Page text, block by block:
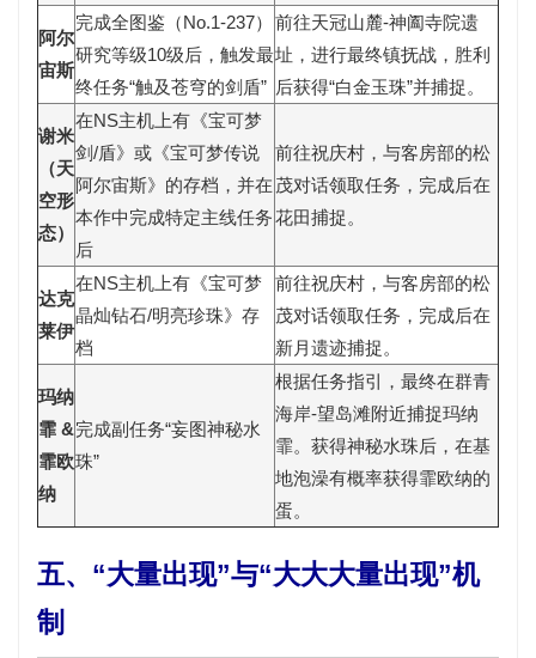
阿尔
宙斯
完成全图鉴（No.1-237）
研究等级10级后，触发最
终任务“触及苍穹的剑盾”
前往天冠山麓-神阖寺院遗
址，进行最终镇抚战，胜利
后获得“白金玉珠”并捕捉。
谢米
（天
空形
态）
在NS主机上有《宝可梦
剑/盾》或《宝可梦传说
阿尔宙斯》的存档，并在
本作中完成特定主线任务
后
前往祝庆村，与客房部的松
茂对话领取任务，完成后在
花田捕捉。
达克
莱伊
在NS主机上有《宝可梦
晶灿钻石/明亮珍珠》存
档
前往祝庆村，与客房部的松
茂对话领取任务，完成后在
新月遗迹捕捉。
玛纳
霏 &
霏欧
纳
完成副任务“妄图神秘水
珠”
根据任务指引，最终在群青
海岸-望岛滩附近捕捉玛纳
霏。获得神秘水珠后，在基
地泡澡有概率获得霏欧纳的
蛋。
五、“大量出现”与“大大大量出现”机
制